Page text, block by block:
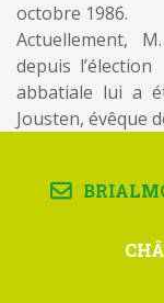
octobre 1986.
Actuellement,
depuis
abbatiale lui a
Jousten, évêque